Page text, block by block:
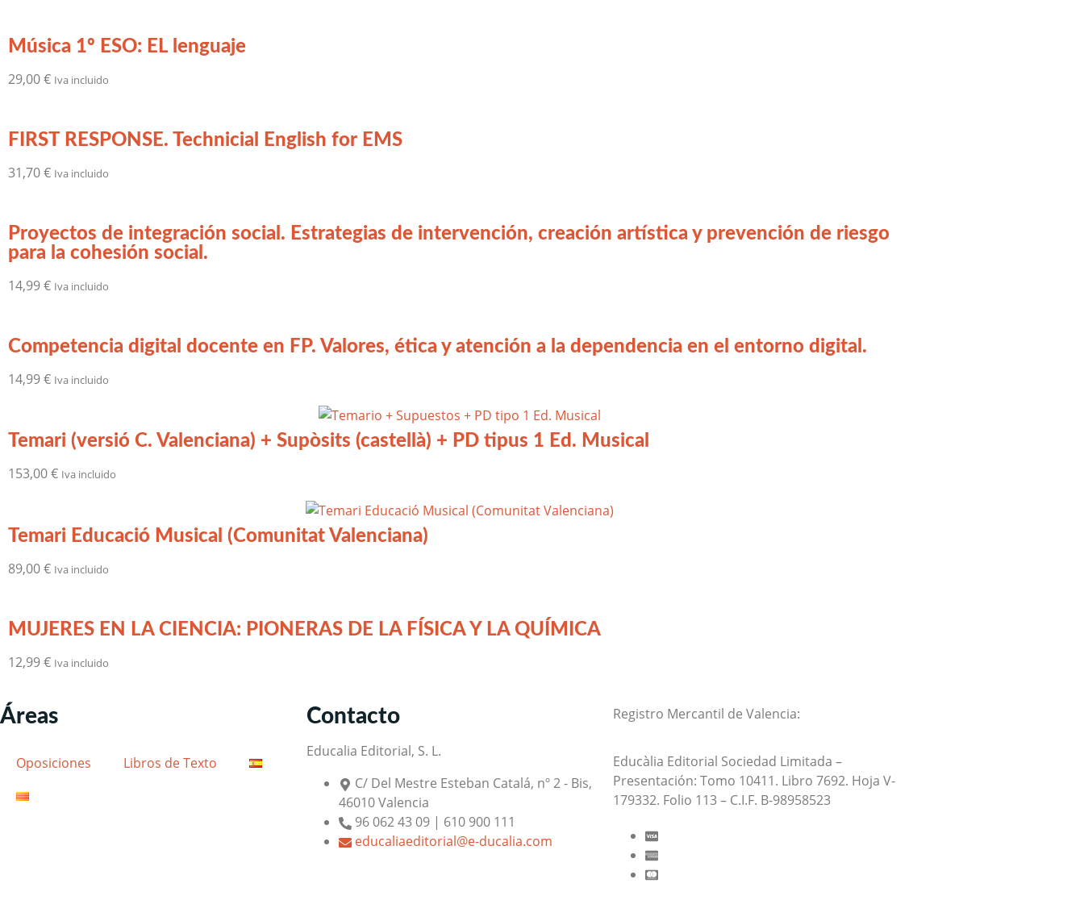
Música 1º ESO: EL lenguaje
29,00€ Iva incluido
FIRST RESPONSE. Technicial English for EMS
31,70€ Iva incluido
Proyectos de integración social. Estrategias de intervención, creación artística y prevención de riesgo
para la cohesión social.
14,99€ Iva incluido
Competencia digital docente en FP. Valores, ética y atención a la dependencia en el entorno digital.
14,99€ Iva incluido
Temari (versió C. Valenciana) + Supòsits (castellà) + PD tipus 1 Ed. Musical
153,00€ Iva incluido
Temari Educació Musical (Comunitat Valenciana)
89,00€ Iva incluido
MUJERES EN LA CIENCIA: PIONERAS DE LA FÍSICA Y LA QUÍMICA
12,99€ Iva incluido
Áreas
Oposiciones Libros de Texto
Contacto
Educalia Editorial, S. L.
C/ Del Mestre Esteban Catalá, nº 2 - Bis,
46010 Valencia
96 062 43 09 | 610 900 111
educaliaeditorial@e-ducalia.com
Registro Mercantil de Valencia:
Educàlia Editorial Sociedad Limitada –
Presentación: Tomo 10411. Libro 7692. Hoja V-
179332. Folio 113 – C.I.F. B-98958523